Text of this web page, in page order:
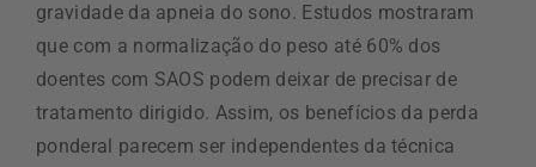
gravidade da apneia do sono. Estudos mostraram
que com a normalização do peso até 60% dos
doentes com SAOS podem deixar de precisar de
tratamento dirigido. Assim, os benefícios da perda
ponderal parecem ser independentes da técnica